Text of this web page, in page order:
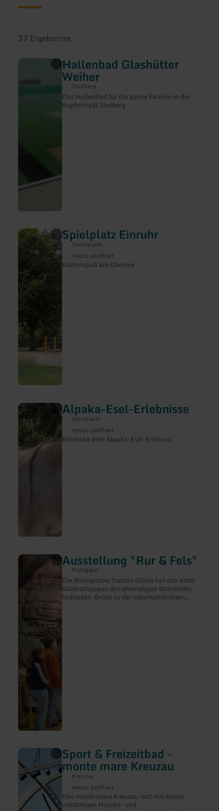
37 Ergebnisse
Hallenbad Glashütter
Weiher
Stolberg
Das Hallenbad für die ganze Familie in der
Kupferstadt Stolberg
mehr
Spielplatz Einruhr
Simmerath
Heute geöffnet
Kletterspaß am Obersee
mehr
erfahren
Spielplatz
Einruhr
Alpaka-Esel-Erlebnisse
Heimbach
Heute geöffnet
Entdecke dein Alpaka-Esel-Erlebnis!
mehr
erfahren
zu:
Alpaka-
Esel-
Erlebnisse
Ausstellung "Rur & Fels"
Nideggen
Die Biologische Station Düren hat den alten
Güterschuppen des ehemaligen Bahnhofes
Nideggen-Brück zu der naturkundlichen
mehr
"Rur
&amp;
Fels"
Sport & Freizeitbad -
monte mare Kreuzau
Kreuzau
Heute geöffnet
Das monte mare Kreuzau lädt mit einem
vielfältigen Freizeit- und
mehr
erfahren
zu:
Sport
&amp;
Freizeitbad
monte